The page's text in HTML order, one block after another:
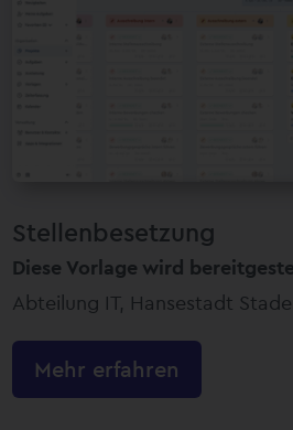
Stellenbesetzung
Diese Vorlage wird
Abteilung IT, Hansestadt
Mehr erfahren